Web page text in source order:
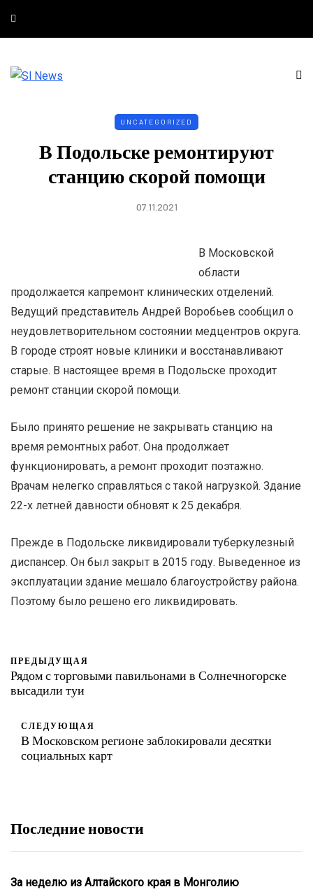
UNCATEGORIZED
В Подольске ремонтируют
станцию скорой помощи
07.11.2021
В Московской
области
продолжается капремонт клинических отделений.
Ведущий представитель Андрей Воробьев сообщил о
неудовлетворительном состоянии медцентров округа.
В городе строят новые клиники и восстанавливают
старые. В настоящее время в Подольске проходит
ремонт станции скорой помощи.
Было принято решение не закрывать станцию на
время ремонтных работ. Она продолжает
функционировать, а ремонт проходит поэтажно.
Врачам нелегко справляться с такой нагрузкой. Здание
22-х летней давности обновят к 25 декабря.
Прежде в Подольске ликвидировали туберкулезный
диспансер. Он был закрыт в 2015 году. Выведенное из
эксплуатации здание мешало благоустройству района.
Поэтому было решено его ликвидировать.
ПРЕДЫДУЩАЯ
Рядом с торговыми павильонами в Солнечногорске
высадили туи
СЛЕДУЮЩАЯ
В Московском регионе заблокировали десятки
социальных карт
Последние новости
За неделю из Алтайского края в Монголию